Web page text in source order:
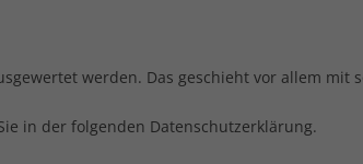
werden. Das geschieht vor allem mit
in der folgenden Datenschutzerklärung.